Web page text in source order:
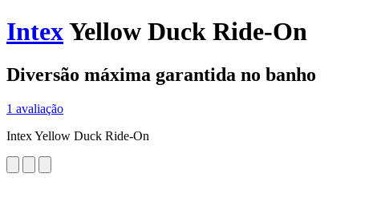
IntexYellow Duck Ride-On
Diversão máxima garantida no banho
1 avaliação
Intex Yellow Duck Ride-On